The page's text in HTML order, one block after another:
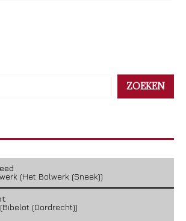
ZOEKEN
(Het Bolwerk (Sneek))
(Dordrecht))